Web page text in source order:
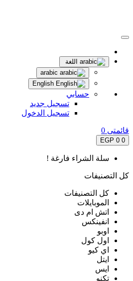
اللغة
حسابي
تسجيل جديد
تسجيل الدخول
قائمتى 0
0
0 EGP
سلة الشراء فارغة !
كل التصنيفات
كل التصنيفات
الموبايلات
اتش ام دى
انفينكس
اوبو
اول كول
اي كيو
ايتل
ايس
تكنو